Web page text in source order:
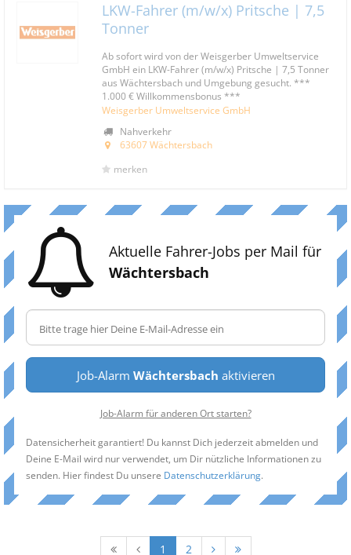
LKW-Fahrer (m/w/x) Pritsche | 7,5
Tonner
Ab sofort wird von der Weisgerber Umweltservice
GmbH ein LKW-Fahrer (m/w/x) Pritsche | 7,5 Tonner
aus Wächtersbach und Umgebung gesucht. ***
1.000 € Willkommensbonus ***
Weisgerber Umweltservice GmbH
Nahverkehr
63607 Wächtersbach
merken
Aktuelle Fahrer-Jobs per Mail für
Wächtersbach
Job-Alarm Wächtersbach aktivieren
Job-Alarm für anderen Ort starten?
Datensicherheit garantiert! Du kannst Dich jederzeit abmelden und
Deine E-Mail wird nur verwendet, um Dir nützliche Informationen zu
senden. Hier findest Du unsere Datenschutzerklärung.
1 2